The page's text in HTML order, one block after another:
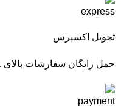
تحویل اکسپرس
حمل رایگان سفارشات بالای 1 میلیون تومان